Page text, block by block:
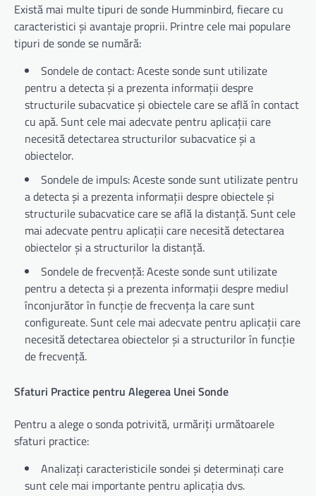
Există mai multe tipuri de sonde Humminbird, fiecare cu
caracteristici și avantaje proprii. Printre cele mai populare
tipuri de sonde se numără:
Sondele de contact: Aceste sonde sunt utilizate
pentru a detecta și a prezenta informații despre
structurile subacvatice și obiectele care se află în contact
cu apă. Sunt cele mai adecvate pentru aplicații care
necesită detectarea structurilor subacvatice și a
obiectelor.
Sondele de impuls: Aceste sonde sunt utilizate pentru
a detecta și a prezenta informații despre obiectele și
structurile subacvatice care se află la distanță. Sunt cele
mai adecvate pentru aplicații care necesită detectarea
obiectelor și a structurilor la distanță.
Sondele de frecvență: Aceste sonde sunt utilizate
pentru a detecta și a prezenta informații despre mediul
înconjurător în funcție de frecvența la care sunt
configureate. Sunt cele mai adecvate pentru aplicații care
necesită detectarea obiectelor și a structurilor în funcție
de frecvență.
Sfaturi Practice pentru Alegerea Unei Sonde
Pentru a alege o sonda potrivită, urmăriți următoarele
sfaturi practice:
Analizați caracteristicile sondei și determinați care
sunt cele mai importante pentru aplicația dvs.